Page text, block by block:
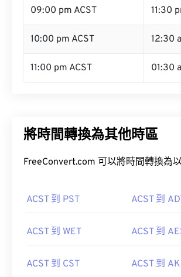
09:00 pm ACST 11:30
10:00 pm ACST 12:30
11:00 pm ACST 01:30
將時間轉換為其他時區
FreeConvert.com 可以將時間轉換為
ACST 到 PST ACST 到
ACST 到 WET ACST 到
ACST 到 CST ACST 到